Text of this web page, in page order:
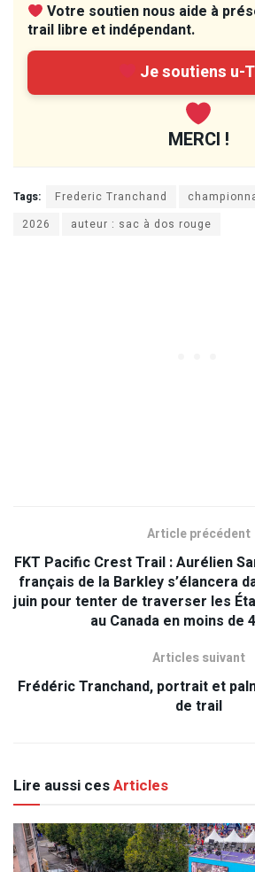
Votre soutien nous aide à
trail libre et indépendant.
Je soutiens u-
MERCI !
Tags: Frederic Tranchand
2026
auteur : sac à dos rouge
Article précédent
FKT Pacific Crest Trail : Aurélien
français de la Barkley s’élancera
juin pour tenter de traverser les
au Canada en moins de
Articles suivant
Frédéric Tranchand, portrait et
de trail
Lire aussi cesArticles